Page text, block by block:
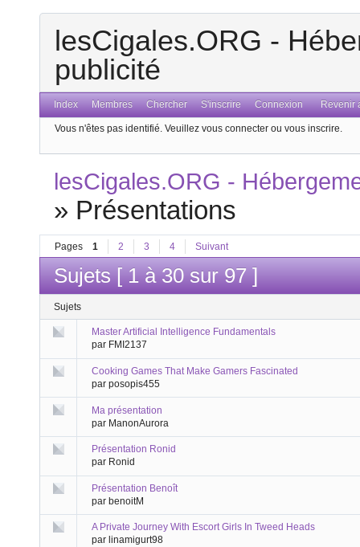
lesCigales.ORG -
publicité
Index Membres Chercher S'inscrire Connexion Revenir
Vous n'êtes pas identifié. Veuillez vous connecter ou vous inscrire.
lesCigales.ORG -
» Présentations
Pages 1 2 3 4 Suivant
Sujets [ 1 à 30 sur 97 ]
Sujets
Master Artificial Intelligence Fundamentals
par FMI2137
Cooking Games That Make Gamers Fascinated
par posopis455
Ma présentation
par ManonAurora
Présentation Ronid
par Ronid
Présentation Benoît
par benoitM
A Private Journey With Escort Girls In Tweed Heads
par linamigurt98